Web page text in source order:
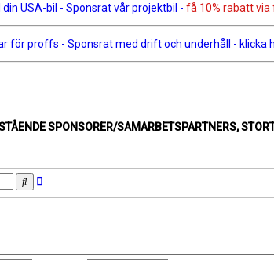
USA-bil - Sponsrat vår projektbil - få 10% rabatt
för proffs - Sponsrat med drift och underhåll - klicka
SPONSORER/SAMARBETSPARTNERS,
SökAvancerad